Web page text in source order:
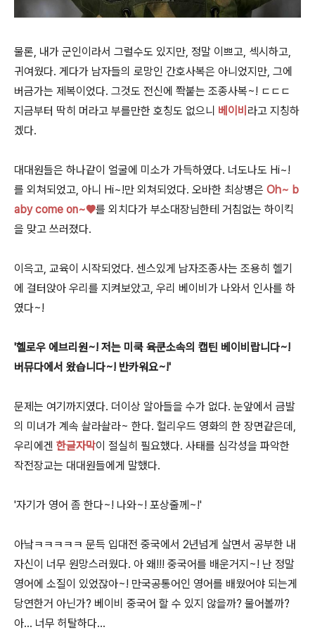
물론, 내가 군인이라서 그럴수도 있지만, 정말 이쁘고, 섹시하고,
귀여웠다. 게다가 남자들의 로망인 간호사복은 아니었지만, 그에
버금가는 제복이었다. 그것도 전신에 쫙붙는 조종사복~! ㄷㄷㄷ
지금부터 딱히 머라고 부를만한 호칭도 없으니 베이비 라고 지칭하
겠다.
대대원들은 하나같이 얼굴에 미소가 가득하였다. 너도나도 Hi~!
를 외쳐되었고, 아니 Hi~!만 외쳐되었다. 오바한 최상병은 Oh~ b
aby come on~♥를 외치다가 부소대장님한테 거침없는 하이킥
을 맞고 쓰러졌다.
이윽고, 교육이 시작되었다. 센스있게 남자조종사는 조용히 헬기
에 걸터앉아 우리를 지켜보았고, 우리 베이비가 나와서 인사를 하
였다~!
'헬로우 에브리원~! 저는 미쿡 육쿤소속의 캡틴 베이비랍니다~!
버뮤다에서 왔습니다~! 반카워요~!'
문제는 여기까지였다. 더이상 알아들을 수가 없다. 눈앞에서 금발
의 미녀가 계속 솰라솰라~ 한다. 헐리우드 영화의 한 장면같은데,
우리에겐 한글자막이 절실히 필요했다. 사태를 심각성을 파악한
작전장교는 대대원들에게 말했다.
'자기가 영어 좀 한다~! 나와~! 포상줄께~!'
아낰ㅋㅋㅋㅋㅋ 문득 입대전 중국에서 2년넘게 살면서 공부한 내
자신이 너무 원망스러웠다. 아 왜!!! 중국어를 배운거지~! 난 정말
영어에 소질이 있었잖아~! 만국공통어인 영어를 배웠어야 되는게
당연한거 아닌가? 베이비 중국어 할 수 있지 않을까? 물어볼까?
아... 너무 허탈하다...